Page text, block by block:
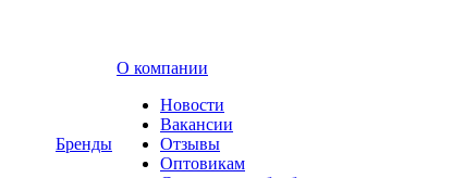
Бренды
О компании
Новости
Вакансии
Отзывы
Оптовикам